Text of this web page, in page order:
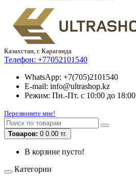
Казахстан, г. Караганда
Телефон: +77052101540
WhatsApp: +7(705)2101540
E-mail: info@ultrashop.kz
Режим: Пн.-Пт. с 10:00 до 18:00
Перезвоните мне!
Товаров: 0 0.00 тг.
В корзине пусто!
Категории